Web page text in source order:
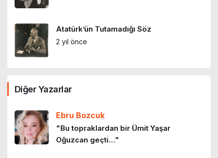
Atatürk’ün Tutamadığı Söz
2 yıl önce
2 yıl önce
Diğer Yazarlar
Ebru Bozcuk
"Bu topraklardan bir Ümit Yaşar
Oğuzcan geçti…"